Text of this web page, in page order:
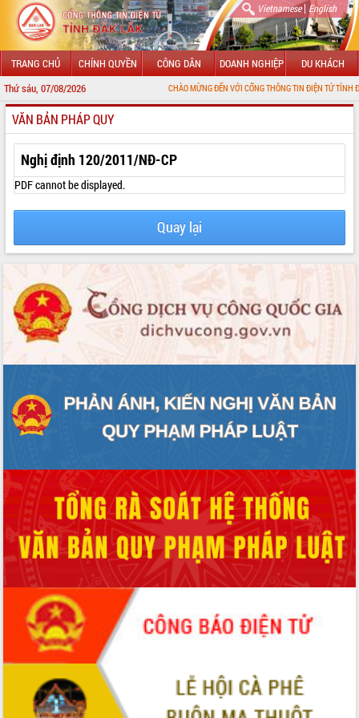
Vietnamese| English
TRANG CHỦ CHÍNH QUYỀN CÔNG DÂN DOANH NGHIỆP DU KHÁCH
Thứ sáu, 07/08/2026 CHÀO MỪNG ĐẾN VỚI CỔNG THÔNG TIN ĐIỆN TỬ TỈNH ĐẮK LẮK
GIỚI THIỆU
LÃNH ĐẠO UBND TỈNH
TIN TỨC SỰ KIỆN
UBND CÁC XÃ, PHƯỜNG
THÔNG TIN CHỈ ĐẠO ĐIỀU HÀNH
HỆ THỐNG VĂN BẢN
VĂN BẢN HĐND TỈNH
QUY HOẠCH - KẾ HOẠCH
VĂN BẢN PHÁP QUY
Nghị định 120/2011/NĐ-CP
PDF cannot be displayed.
Quay lại